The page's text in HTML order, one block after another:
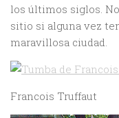
los últimos siglos.
sitio si alguna vez
maravillosa ciudad.
Francois Truffaut